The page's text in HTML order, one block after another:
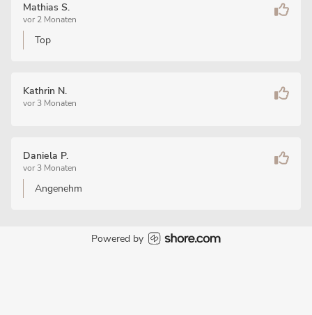
Mathias S.
vor 2 Monaten
Top
Kathrin N.
vor 3 Monaten
Daniela P.
vor 3 Monaten
Angenehm
Powered by